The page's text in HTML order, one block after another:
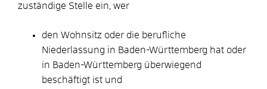
zuständige Stelle ein, wer
den Wohnsitz oder die berufliche
Niederlassung in Baden-Württemberg hat oder
in Baden-Württemberg überwiegend
beschäftigt ist und